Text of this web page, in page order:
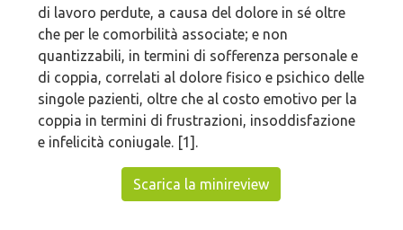
di lavoro perdute, a causa del dolore in sé oltre
che per le comorbilità associate; e non
quantizzabili, in termini di sofferenza personale e
di coppia, correlati al dolore fisico e psichico delle
singole pazienti, oltre che al costo emotivo per la
coppia in termini di frustrazioni, insoddisfazione
e infelicità coniugale. [1].
Scarica la minireview